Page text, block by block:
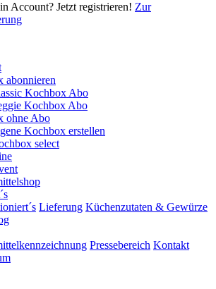
Account? Jetzt registrieren! Zur
abonnieren
Kochbox Abo
Kochbox Abo
ohne Abo
Kochbox erstellen
select
Lieferung Küchenzutaten & Gewürze
Pressebereich Kontakt